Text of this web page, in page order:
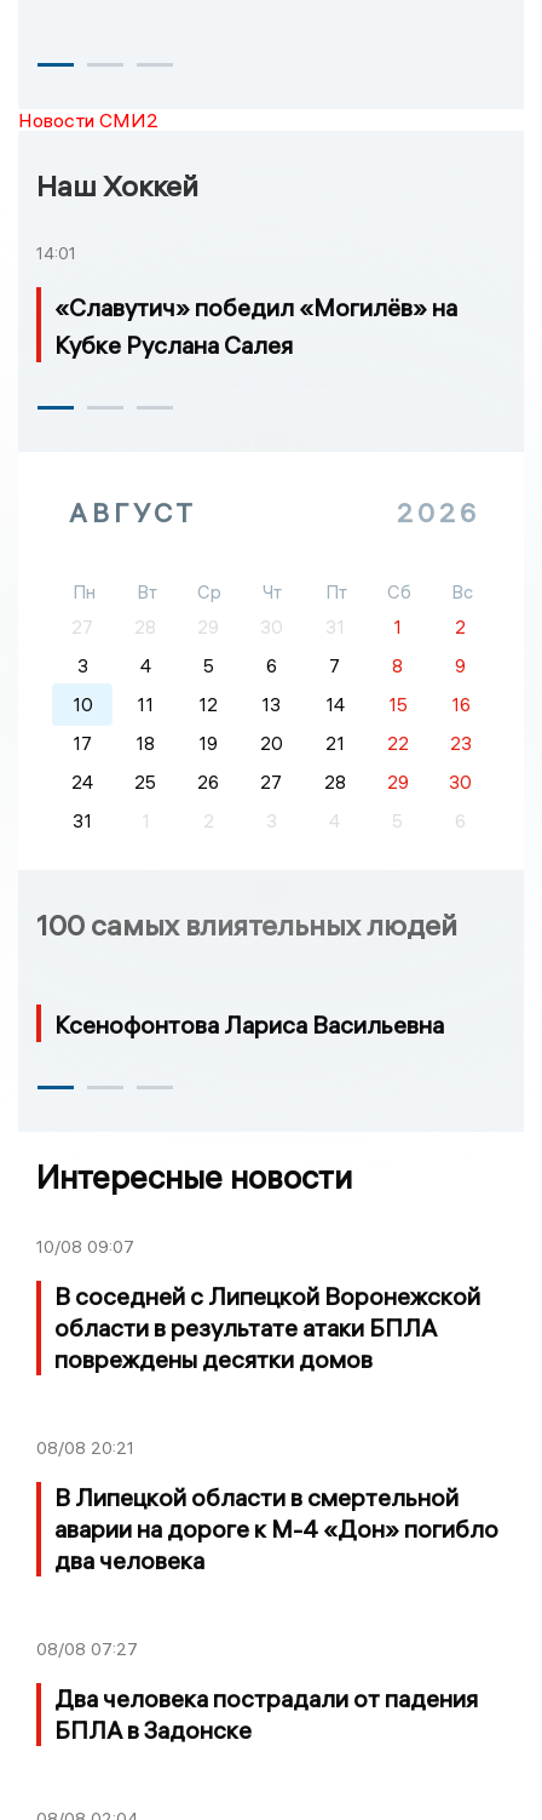
Новости СМИ2
Наш Хоккей
14:01
«Славутич» победил «Могилёв» на
Кубке Руслана Салея
АВГУСТ 2026
Пн Вт Ср Чт Пт Сб
Вс
27
28 29 30 31 1
2
3
4 5 6 7 8
9
10
11 12 13 14 15
16
17
18 19 20 21 22
23
24
25 26 27 28 29
30
31
1 2 3 4 5 6
100 самых влиятельных людей
Ксенофонтова Лариса Васильевна
Интересные новости
10/08 09:07
В соседней с Липецкой Воронежской
области в результате атаки БПЛА
повреждены десятки домов
08/08 20:21
В Липецкой области в смертельной
аварии на дороге к М-4 «Дон» погибло
два человека
08/08 07:27
Два человека пострадали от падения
БПЛА в Задонске